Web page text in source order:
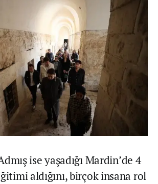
ise yaşadığı Mardin’de 4
aldığını, birçok insana rol